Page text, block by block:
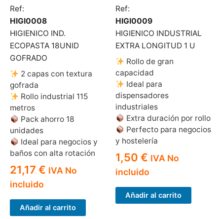
Ref:
HIGI0008
HIGIENICO IND.
ECOPASTA 18UNID
GOFRADO
2 capas con textura
gofrada
Rollo industrial 115
metros
Pack ahorro 18
unidades
Ideal para negocios y
baños con alta rotación
21,17 € IVA No
incluido
Añadir al carrito
Ref:
HIGI0009
HIGIENICO INDUSTRIAL
EXTRA LONGITUD 1 U
Rollo de gran
capacidad
Ideal para
dispensadores
industriales
Extra duración por rollo
Perfecto para negocios
y hostelería
1,50 € IVA No
incluido
Añadir al carrito